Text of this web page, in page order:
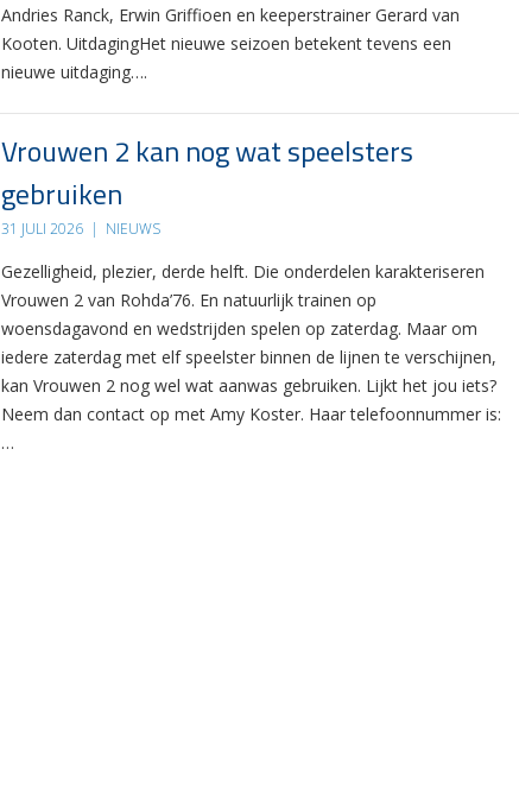
Andries Ranck, Erwin Griffioen en keeperstrainer Gerard van
Kooten. UitdagingHet nieuwe seizoen betekent tevens een
nieuwe uitdaging….
Vrouwen 2 kan nog wat speelsters
gebruiken
31 JULI 2026 | NIEUWS
Gezelligheid, plezier, derde helft. Die onderdelen karakteriseren
Vrouwen 2 van Rohda’76. En natuurlijk trainen op
woensdagavond en wedstrijden spelen op zaterdag. Maar om
iedere zaterdag met elf speelster binnen de lijnen te verschijnen,
kan Vrouwen 2 nog wel wat aanwas gebruiken. Lijkt het jou iets?
Neem dan contact op met Amy Koster. Haar telefoonnummer is:
…